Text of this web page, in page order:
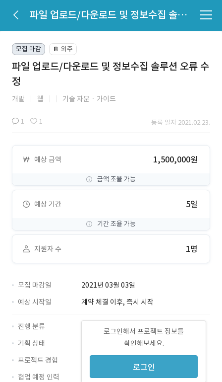
파일 업로드/다운로드 및 정보수집 솔루션 오류 수정
모집 마감 📔 외주
파일 업로드/다운로드 및 정보수집 솔루션 오류 수
정
개발 웹 기술 자문ㆍ가이드
1 1 등록 일자 2021.02.23.
예상 금액 1,500,000원
금액 조율 가능
예상 기간 5일
기간 조율 가능
지원자 수 1명
모집 마감일
2021년 03월 03일
예상 시작일
계약 체결 이후, 즉시 시작
로그인해서 프로젝트 정보를
확인해보세요.
로그인
진행 분류
기획 상태
프로젝트 경험
협업 예정 인력